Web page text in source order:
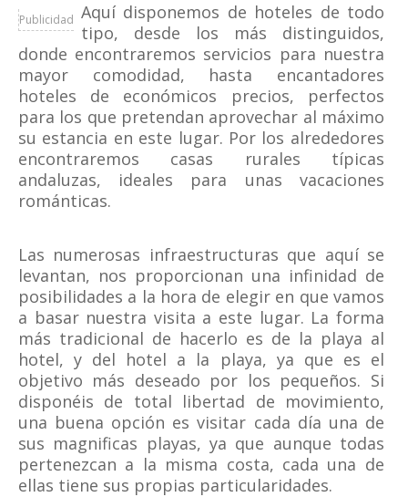
Publicidad Aquí disponemos de hoteles de todo
tipo, desde los más distinguidos,
donde encontraremos servicios para nuestra
mayor comodidad, hasta encantadores
hoteles de económicos precios, perfectos
para los que pretendan aprovechar al máximo
su estancia en este lugar. Por los alrededores
encontraremos casas rurales típicas
andaluzas, ideales para unas vacaciones
románticas.
Las numerosas infraestructuras que aquí se
levantan, nos proporcionan una infinidad de
posibilidades a la hora de elegir en que vamos
a basar nuestra visita a este lugar. La forma
más tradicional de hacerlo es de la playa al
hotel, y del hotel a la playa, ya que es el
objetivo más deseado por los pequeños. Si
disponéis de total libertad de movimiento,
una buena opción es visitar cada día una de
sus magnificas playas, ya que aunque todas
pertenezcan a la misma costa, cada una de
ellas tiene sus propias particularidades.